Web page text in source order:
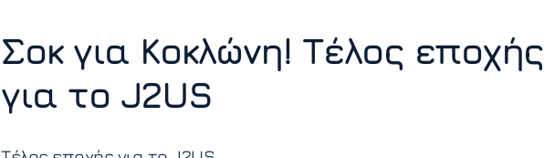
Σοκ για Κοκλώνη! Τέλος εποχής
για το J2US